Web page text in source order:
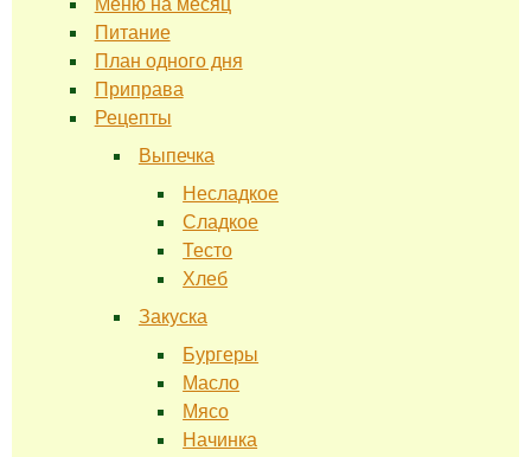
Питание
План одного дня
Приправа
Рецепты
Выпечка
Несладкое
Сладкое
Тесто
Хлеб
Закуска
Бургеры
Масло
Мясо
Начинка